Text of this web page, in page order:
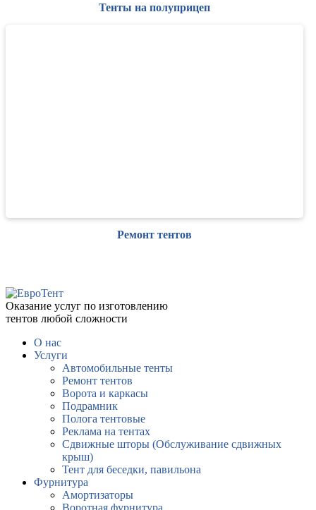
Тенты на полуприцеп
Ремонт тентов
Оказание услуг по изготовлению
тентов любой сложности
О нас
Услуги
Автомобильные тенты
Ремонт тентов
Ворота и каркасы
Подрамник
Полога тентовые
Реклама на тентах
Сдвижные шторы (Обслуживание сдвижных
крыш)
Тент для беседки, павильона
Фурнитура
Амортизаторы
Воротная фурнитура